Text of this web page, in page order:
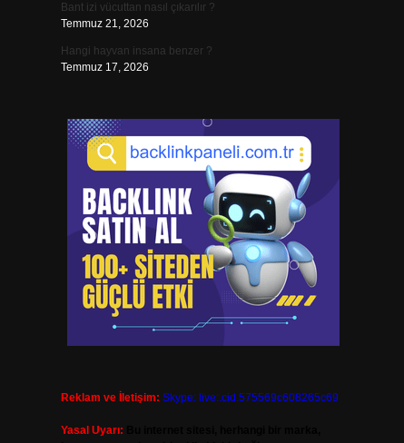
Bant izi vücuttan nasıl çıkarılır ?
Temmuz 21, 2026
Hangi hayvan insana benzer ?
Temmuz 17, 2026
Reklam ve İletişim: Skype: live:.cid.575569c608265c69
Yasal Uyarı: